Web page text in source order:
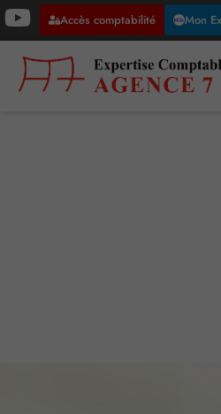
Accès comptabilité Mon